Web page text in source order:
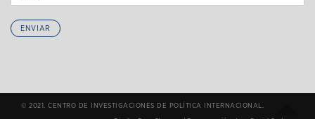
ENVIAR
© 2021. CENTRO DE INVESTIGACIONES DE POLÍTICA INTERNACIONAL.